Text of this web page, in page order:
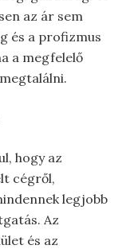
az ár sem
és a profizmus
a megfelelő
hogy az
cégről,
legjobb
Az
és az